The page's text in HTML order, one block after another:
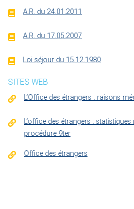
A.R. du 24.01.2011
A.R. du 17.05.2007
Loi séjour du 15.12.1980
SITES WEB
L’Office des étrangers : raisons
L’office des étrangers :
procédure 9ter
Office des étrangers